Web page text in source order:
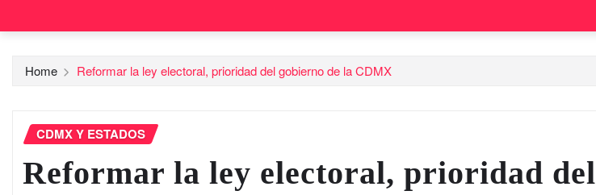
Home Reformar la ley electoral, prioridad del gobierno de la CDMX
CDMX Y ESTADOS
Reformar la ley electoral, prioridad del